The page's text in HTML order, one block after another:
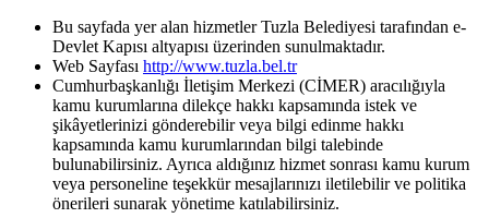
Bu sayfada yer alan hizmetler Tuzla Belediyesi tarafından e-
Devlet Kapısı altyapısı üzerinden sunulmaktadır.
Web Sayfası http://www.tuzla.bel.tr
Cumhurbaşkanlığı İletişim Merkezi (CİMER) aracılığıyla
kamu kurumlarına dilekçe hakkı kapsamında istek ve
şikâyetlerinizi gönderebilir veya bilgi edinme hakkı
kapsamında kamu kurumlarından bilgi talebinde
bulunabilirsiniz. Ayrıca aldığınız hizmet sonrası kamu kurum
veya personeline teşekkür mesajlarınızı iletilebilir ve politika
önerileri sunarak yönetime katılabilirsiniz.